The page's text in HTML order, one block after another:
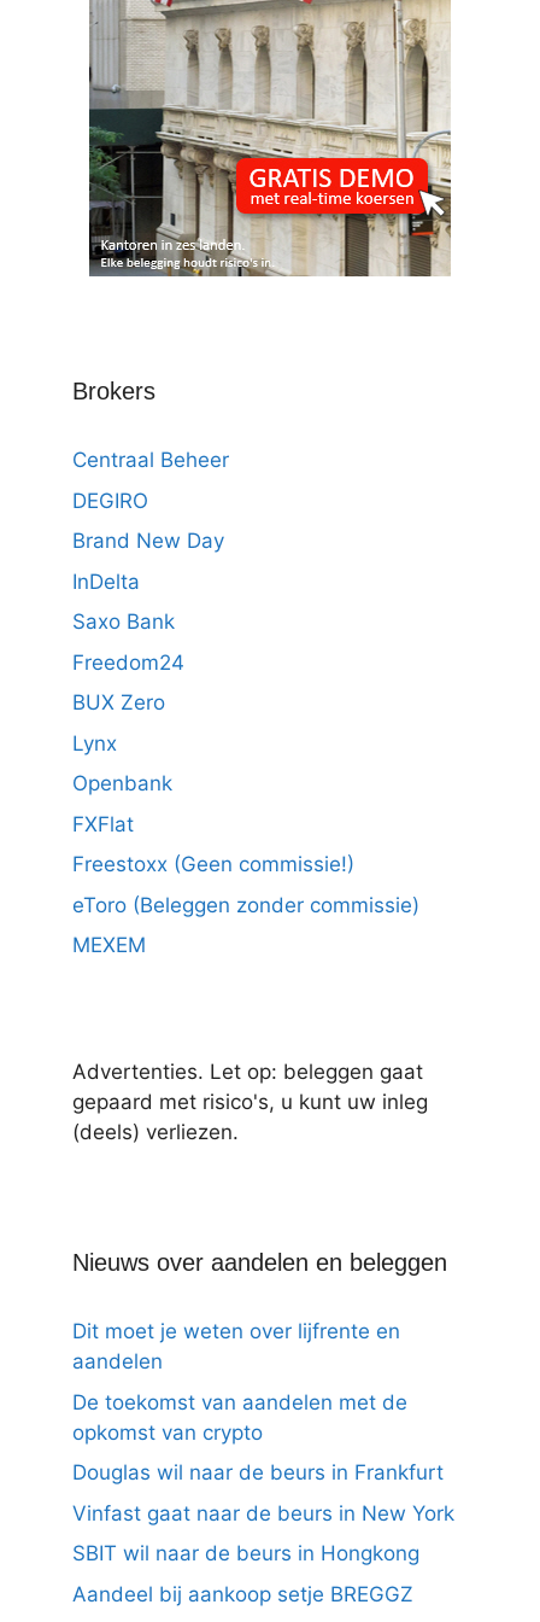
Brokers
Centraal Beheer
DEGIRO
Brand New Day
InDelta
Saxo Bank
Freedom24
BUX Zero
Lynx
Openbank
FXFlat
Freestoxx (Geen commissie!)
eToro (Beleggen zonder commissie)
MEXEM
Advertenties. Let op: beleggen gaat
gepaard met risico's, u kunt uw inleg
(deels) verliezen.
Nieuws over aandelen en beleggen
Dit moet je weten over lijfrente en
aandelen
De toekomst van aandelen met de
opkomst van crypto
Douglas wil naar de beurs in Frankfurt
Vinfast gaat naar de beurs in New York
SBIT wil naar de beurs in Hongkong
Aandeel bij aankoop setje BREGGZ